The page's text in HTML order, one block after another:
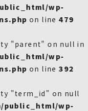
wp-
on line479
"parent" on null in
wp-
on line392
"term_id" on null
public_html/wp-